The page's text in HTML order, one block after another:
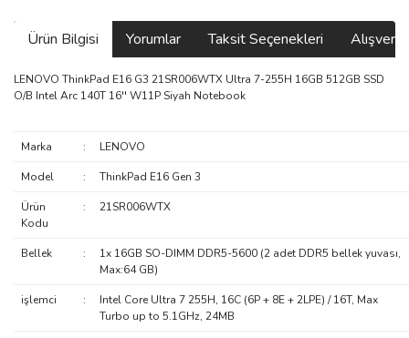
Ürün Bilgisi Yorumlar Taksit Seçenekleri
LENOVO ThinkPad E16 G3 21SR006WTX Ultra 7-255H 16GB 512GB SSD
O/B Intel Arc 140T 16'' W11P Siyah Notebook
Marka : LENOVO
Model : ThinkPad E16 Gen 3
Ürün
Kodu
: 21SR006WTX
Bellek :
1x 16GB SO-DIMM DDR5-5600 (2 adet DDR5 bellek yuvası,
Max:64 GB)
işlemci :
Intel Core Ultra 7 255H, 16C (6P + 8E + 2LPE) / 16T, Max
Turbo up to 5.1GHz, 24MB